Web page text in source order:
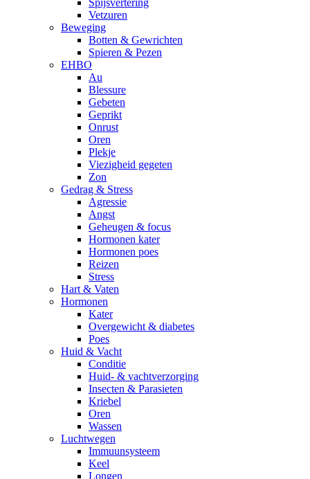
Spijsvertering
Vetzuren
Beweging
Botten & Gewrichten
Spieren & Pezen
EHBO
Au
Blessure
Gebeten
Geprikt
Onrust
Oren
Plekje
Viezigheid gegeten
Zon
Gedrag & Stress
Agressie
Angst
Geheugen & focus
Hormonen kater
Hormonen poes
Reizen
Stress
Hart & Vaten
Hormonen
Kater
Overgewicht & diabetes
Poes
Huid & Vacht
Conditie
Huid- & vachtverzorging
Insecten & Parasieten
Kriebel
Oren
Wassen
Luchtwegen
Immuunsysteem
Keel
Longen